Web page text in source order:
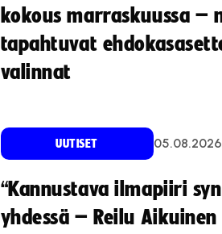
kokous marraskuussa –
tapahtuvat
valinnat
UUTISET 05.08.2026
“Kannustava ilmapiiri
yhdessä – Reilu